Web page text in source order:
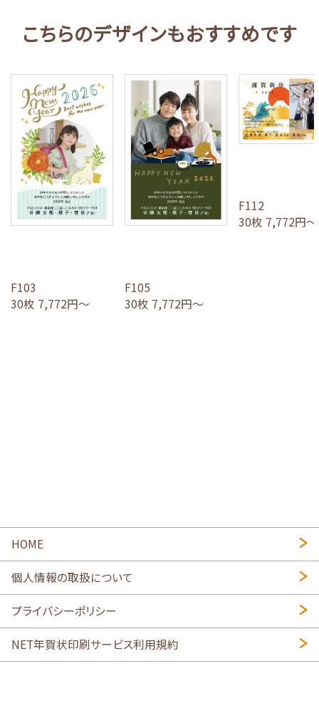
こちらのデザインもおすすめです
F103
30枚 7,772円～
F105
30枚 7,772円～
F112
30枚 7,772円～
HOME
個人情報の取扱について
プライバシーポリシー
NET年賀状印刷サービス利用規約